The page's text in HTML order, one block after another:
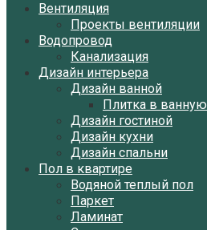
Вентиляция
Проекты вентиляции
Водопровод
Канализация
Дизайн интерьера
Дизайн ванной
Плитка в ванную
Дизайн гостиной
Дизайн кухни
Дизайн спальни
Пол в квартире
Водяной теплый пол
Паркет
Ламинат